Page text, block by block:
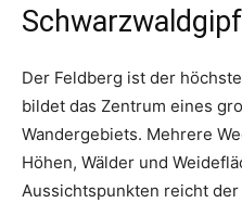
Der Feldberg ist der
bildet das Zentrum eines
Wandergebiets. Mehrere
Höhen, Wälder und
Aussichtspunkten reicht